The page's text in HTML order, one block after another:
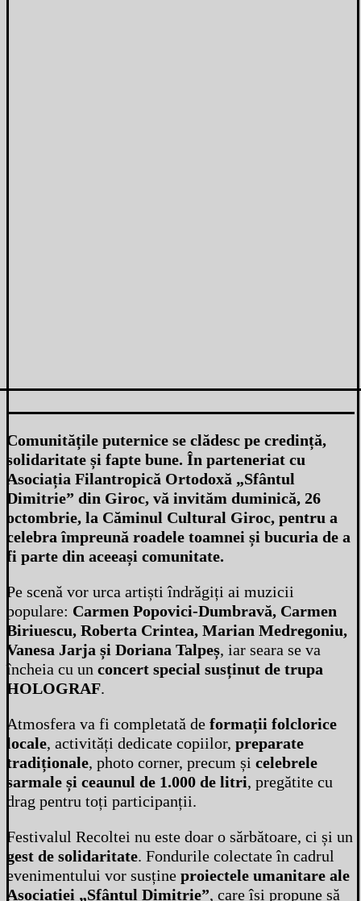
Comunitățile puternice se clădesc pe credință,
solidaritate și fapte bune. În parteneriat cu
Asociația Filantropică Ortodoxă „Sfântul
Dimitrie” din Giroc, vă invităm duminică, 26
octombrie, la Căminul Cultural Giroc, pentru a
celebra împreună roadele toamnei și bucuria de a
fi parte din aceeași comunitate.
Pe scenă vor urca artiști îndrăgiți ai muzicii
populare: Carmen Popovici-Dumbravă, Carmen
Biriuescu, Roberta Crintea, Marian Medregoniu,
Vanesa Jarja și Doriana Talpeș, iar seara se va
încheia cu un concert special susținut de trupa
HOLOGRAF.
Atmosfera va fi completată de formații folclorice
locale, activități dedicate copiilor, preparate
tradiționale, photo corner, precum și celebrele
sarmale și ceaunul de 1.000 de litri, pregătite cu
drag pentru toți participanții.
Festivalul Recoltei nu este doar o sărbătoare, ci și un
gest de solidaritate. Fondurile colectate în cadrul
evenimentului vor susține proiectele umanitare ale
Asociației „Sfântul Dimitrie”, care își propune să